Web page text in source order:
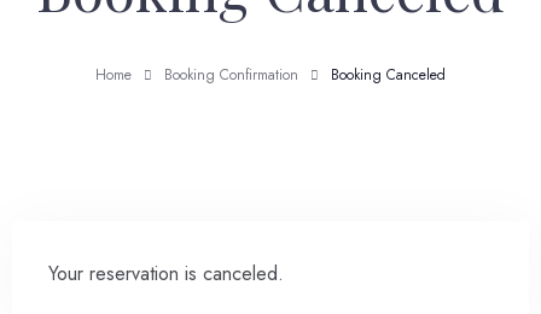
Home Booking Confirmation Booking Canceled
Your reservation is canceled.